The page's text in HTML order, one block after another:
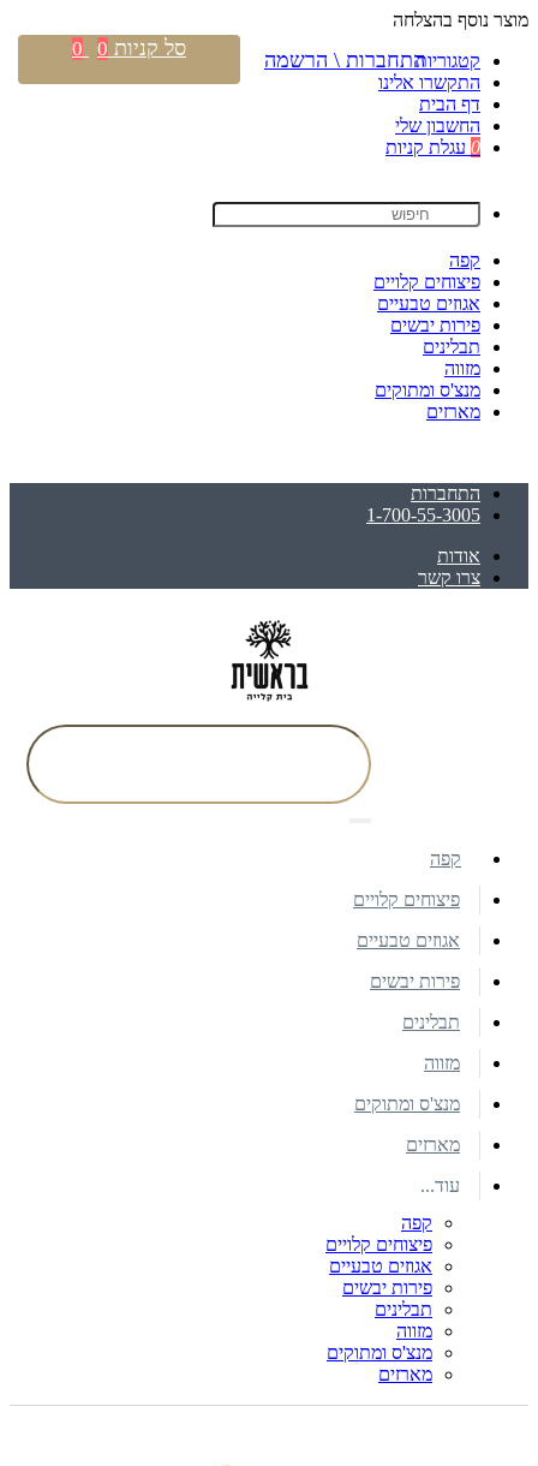
מוצר נוסף בהצלחה
קטגוריות
התקשרו אלינו
דף הבית
החשבון שלי
0 עגלת קניות
קפה
פיצוחים קלויים
אגוזים טבעיים
פירות יבשים
תבלינים
מזווה
מנצ'ס ומתוקים
מארזים
התחברות
1-700-55-3005
אודות
צרו קשר
התחברות \ הרשמה סל קניות 0
0
קפה
פיצוחים קלויים
אגוזים טבעיים
פירות יבשים
תבלינים
מזווה
מנצ'ס ומתוקים
מארזים
עוד...
קפה
פיצוחים קלויים
אגוזים טבעיים
פירות יבשים
תבלינים
מזווה
מנצ'ס ומתוקים
מארזים